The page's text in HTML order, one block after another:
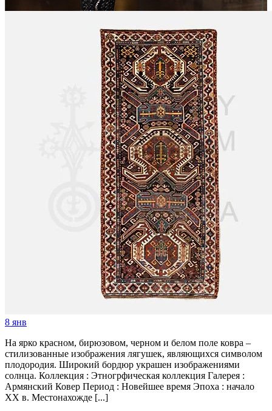
8 янв
На ярко красном, бирюзовом, черном и белом поле ковра –
стилизованные изображения лягушек, являющихся символом
плодородия. Широкий бордюр украшен изображениями
солнца. Коллекция : Этногрфическая коллекция Галерея :
Армянский Ковер Период : Новейшее время Эпоха : начало
XX в. Местонахожде [...]